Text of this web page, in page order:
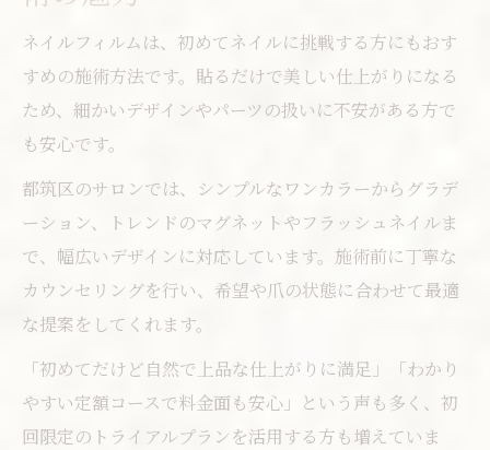
ネイルフィルムは、初めてネイルに挑戦する方にもおす
すめの施術方法です。貼るだけで美しい仕上がりになる
ため、細かいデザインやパーツの扱いに不安がある方で
も安心です。
都筑区のサロンでは、シンプルなワンカラーからグラデ
ーション、トレンドのマグネットやフラッシュネイルま
で、幅広いデザインに対応しています。施術前に丁寧な
カウンセリングを行い、希望や爪の状態に合わせて最適
な提案をしてくれます。
「初めてだけど自然で上品な仕上がりに満足」「わかり
やすい定額コースで料金面も安心」という声も多く、初
回限定のトライアルプランを活用する方も増えていま